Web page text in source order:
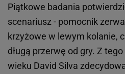
Piątkowe badania
scenariusz - pomocnik
krzyżowe w lewym kolanie,
długą przerwę od gry. Z
wieku David Silva